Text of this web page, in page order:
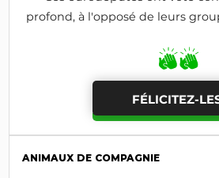
profond, à l'opposé de leurs
FÉLICITEZ-
ANIMAUX DE COMPAGNIE